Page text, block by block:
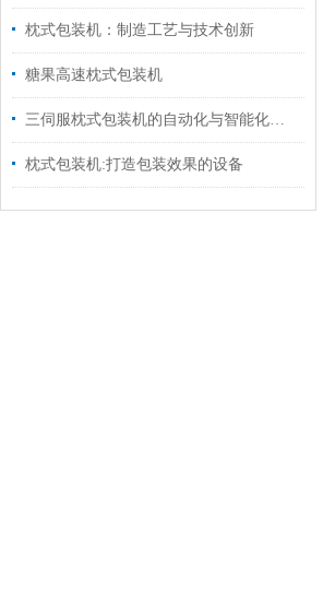
枕式包装机：制造工艺与技术创新
糖果高速枕式包装机
三伺服枕式包装机的自动化与智能化升级路径
枕式包装机:打造包装效果的设备